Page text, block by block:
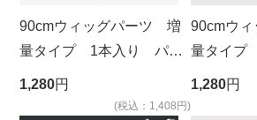
90cmウィッグパーツ 増
量タイプ 1本入り パー
プルシルバー NPS-144
1,280円
(税込：1,408円)
90cmウ
量タイ
オレット
1,280円